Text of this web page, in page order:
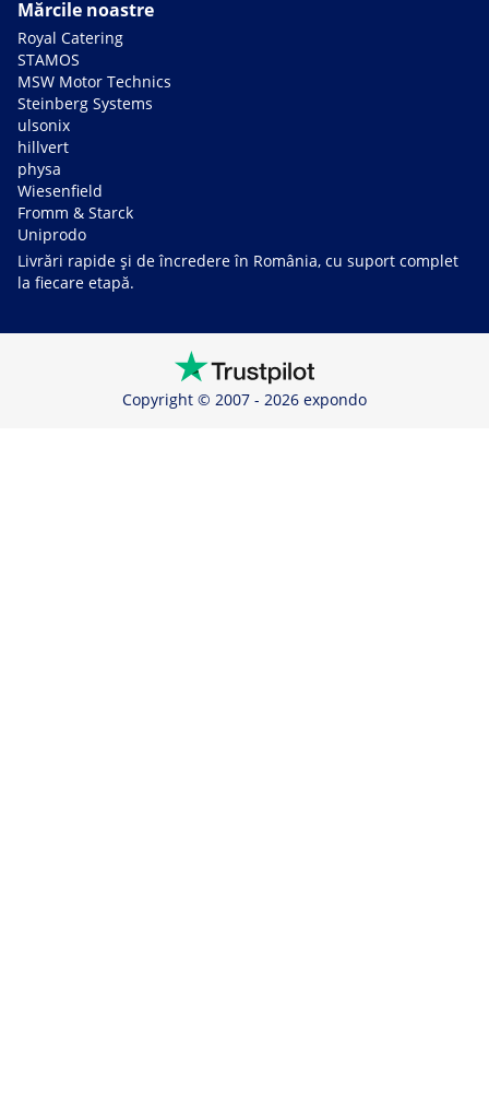
Mărcile noastre
Royal Catering
STAMOS
MSW Motor Technics
Steinberg Systems
ulsonix
hillvert
physa
Wiesenfield
Fromm & Starck
Uniprodo
Livrări rapide și de încredere în România, cu suport complet
la fiecare etapă.
Copyright © 2007 - 2026 expondo